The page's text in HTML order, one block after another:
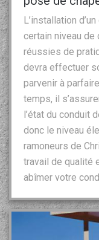
L’installation
certain niveau
réussies de
devra effectuer
parvenir à
temps, il
l’état du conduit
donc le niveau
ramoneurs de
travail de qualité
abîmer votre